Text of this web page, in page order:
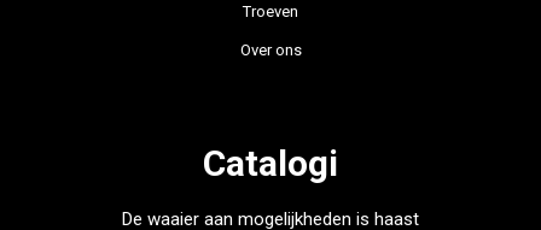
Troeven
Over ons
Catalogi
De waaier aan mogelijkheden is haast